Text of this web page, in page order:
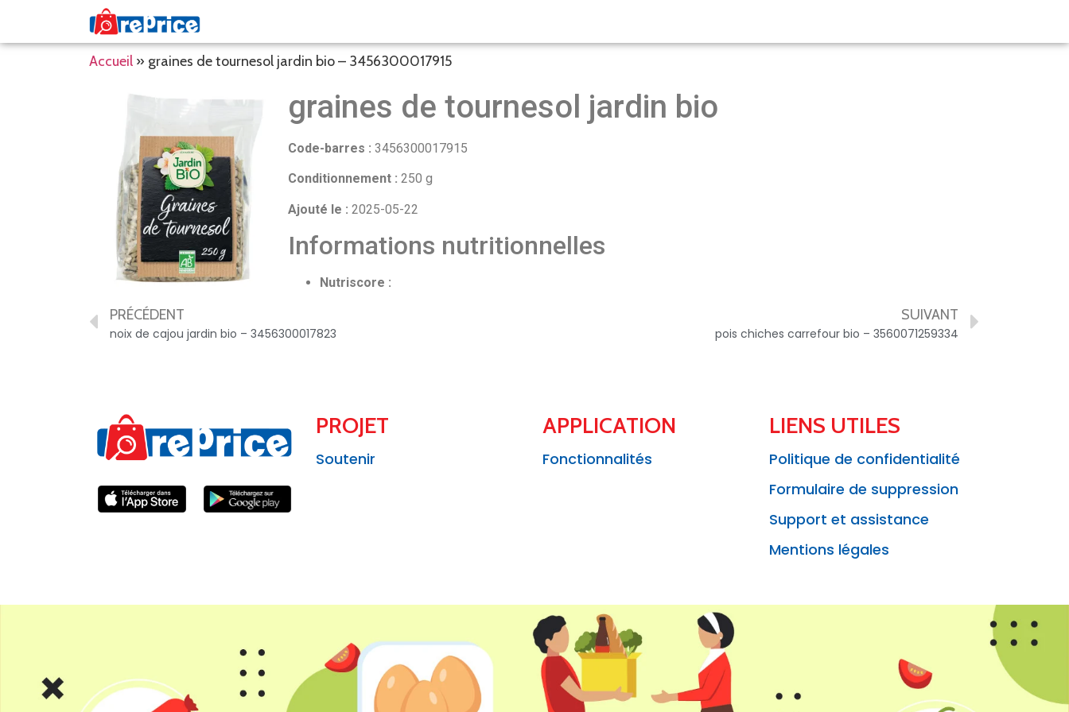
Accueil » graines de tournesol jardin bio – 3456300017915
graines de tournesol jardin bio
Code-barres : 3456300017915
Conditionnement : 250 g
Ajouté le : 2025-05-22
Informations nutritionnelles
Nutriscore :
PRÉCÉDENT
noix de cajou jardin bio – 3456300017823
SUIVANT
pois chiches carrefour bio – 3560071259334
PROJET
Soutenir
APPLICATION
Fonctionnalités
LIENS UTILES
Politique de confidentialité
Formulaire de suppression
Support et assistance
Mentions légales